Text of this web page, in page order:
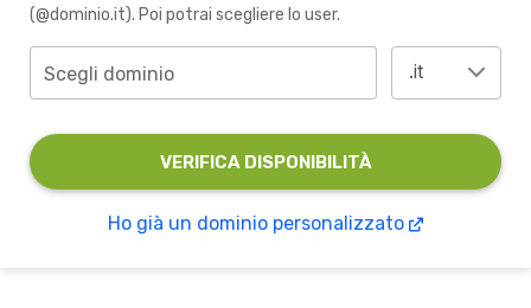
(@dominio.it). Poi potrai scegliere lo user.
Scegli dominio
VERIFICA DISPONIBILITÀ
Ho già un dominio personalizzato